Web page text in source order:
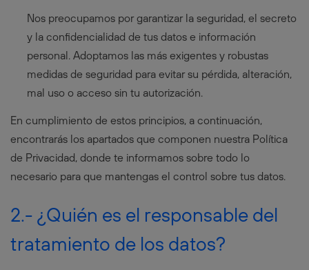
Nos preocupamos por garantizar la seguridad, el secreto
y la confidencialidad de tus datos e información
personal. Adoptamos las más exigentes y robustas
medidas de seguridad para evitar su pérdida, alteración,
mal uso o acceso sin tu autorización.
En cumplimiento de estos principios, a continuación,
encontrarás los apartados que componen nuestra Política
de Privacidad, donde te informamos sobre todo lo
necesario para que mantengas el control sobre tus datos.
2.- ¿Quién es el responsable del
tratamiento de los datos?